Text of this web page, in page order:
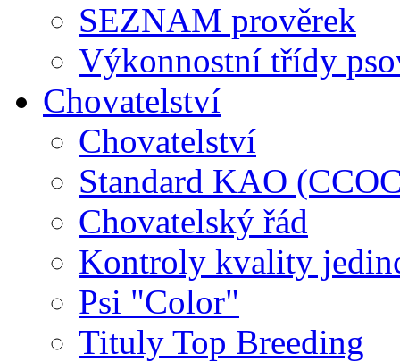
SEZNAM prověrek
Výkonnostní třídy
Chovatelství
Chovatelství
Standard KAO
Chovatelský řád
Kontroly kvality
Psi "Color"
Tituly Top Breeding